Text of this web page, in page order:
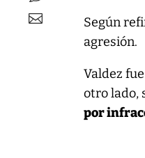
Según
agresión.
Valdez
otro lado,
por